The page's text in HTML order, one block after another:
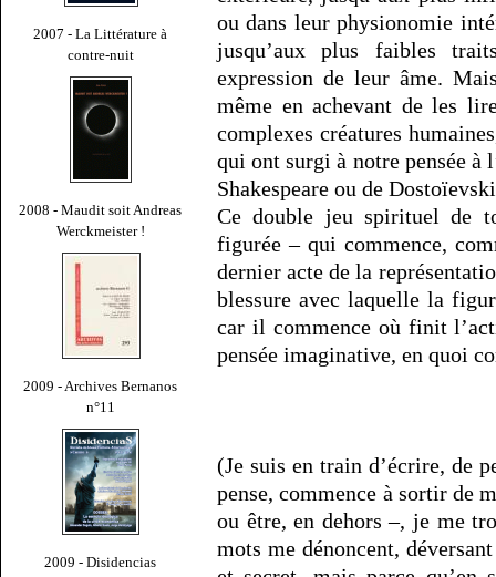
2007 - La Littérature à
contre-nuit
2008 - Maudit soit Andreas
Werckmeister !
2009 - Archives Bernanos
n°11
2009 - Disidencias
ou dans leur physionomie
jusqu’aux plus faibles
expression de leur âme.
même en achevant de les
complexes créatures
qui ont surgi à notre pensée à
Shakespeare ou de
Ce double jeu spirituel de
figurée – qui commence,
dernier acte de la
blessure avec laquelle la
car il commence où finit
pensée imaginative, en quoi
(Je suis en train d’écrire, de
pense, commence à sortir de
ou être, en dehors –, je me
mots me dénoncent,